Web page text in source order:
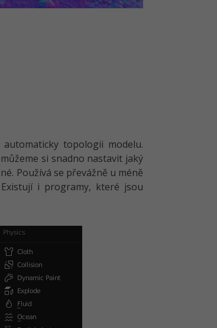
topologii modelu.
si snadno nastavit jaký
Používá se převážně u méně
i programy, které jsou